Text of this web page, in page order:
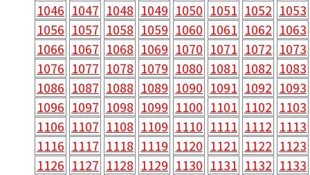
1046 1047 1048 1049 1050 1051 1052 1053
1056 1057 1058 1059 1060 1061 1062 1063
1066 1067 1068 1069 1070 1071 1072 1073
1076 1077 1078 1079 1080 1081 1082 1083
1086 1087 1088 1089 1090 1091 1092 1093
1096 1097 1098 1099 1100 1101 1102 1103
1106 1107 1108 1109 1110 1111 1112 1113
1116 1117 1118 1119 1120 1121 1122 1123
1126 1127 1128 1129 1130 1131 1132 1133